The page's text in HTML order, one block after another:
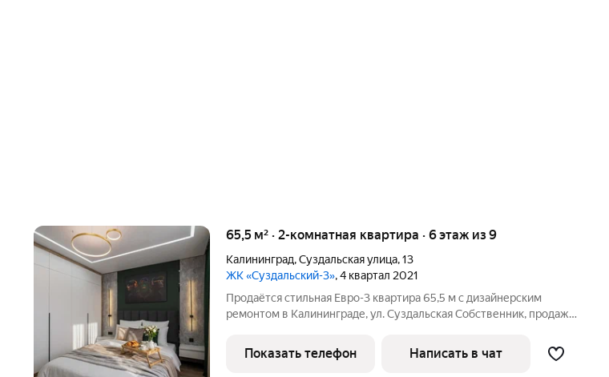
65,5 м² · 2-комнатная квартира · 6 этаж из 9
Калининград,Суздальская улица,13
ЖК «Суздальский-3», 4 квартал 2021
Продаётся стильная Евро-3 квартира 65,5 м с дизайнерским
ремонтом в Калининграде, ул. Суздальская Собственник, продажа
полностью готовая к проживанию в одном из комфортных
районов города
Показать телефон Написать в чат